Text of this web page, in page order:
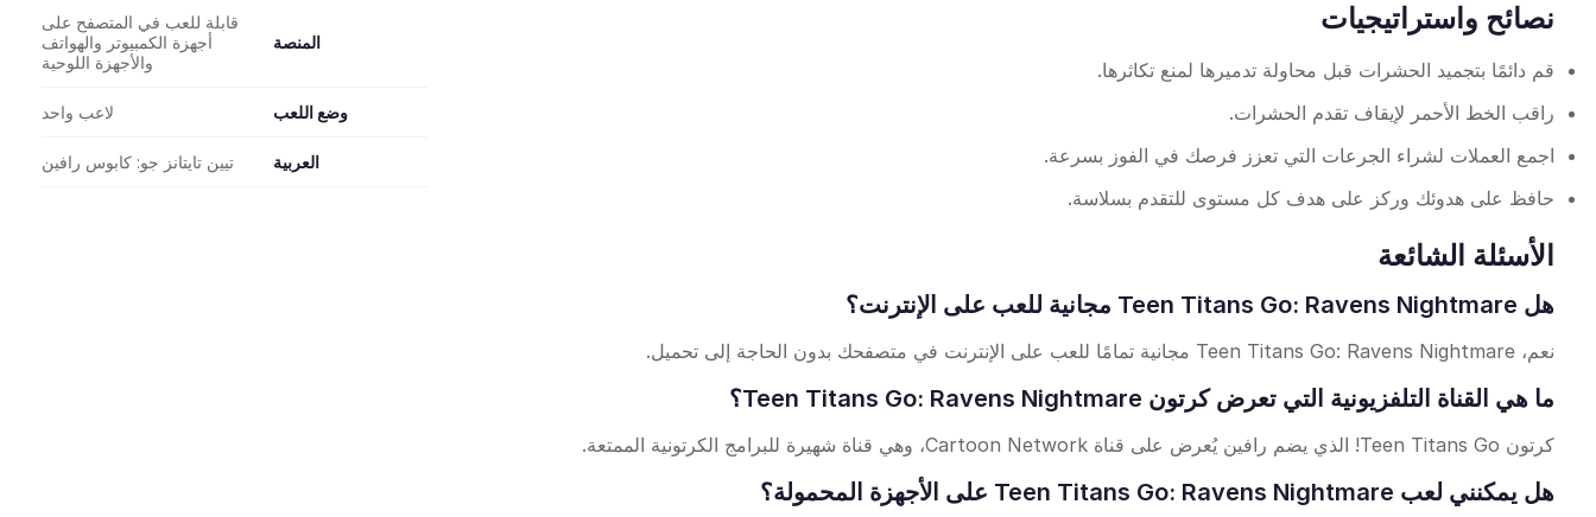
نصائح واستراتيجيات
قم دائمًا بتجميد الحشرات قبل محاولة تدميرها لمنع تكاثرها.
راقب الخط الأحمر لإيقاف تقدم الحشرات.
اجمع العملات لشراء الجرعات التي تعزز فرصك في الفوز بسرعة.
حافظ على هدوئك وركز على هدف كل مستوى للتقدم بسلاسة.
الأسئلة الشائعة
هل Teen Titans Go: Ravens Nightmare مجانية للعب على الإنترنت؟
نعم، Teen Titans Go: Ravens Nightmare مجانية تمامًا للعب على الإنترنت في متصفحك بدون الحاجة إلى تحميل.
ما هي القناة التلفزيونية التي تعرض كرتون Teen Titans Go: Ravens Nightmare؟
كرتون Teen Titans Go! الذي يضم رافين يُعرض على قناة Cartoon Network، وهي قناة شهيرة للبرامج الكرتونية الممتعة.
هل يمكنني لعب Teen Titans Go: Ravens Nightmare على الأجهزة المحمولة؟
المنصة
قابلة للعب في المتصفح على
أجهزة الكمبيوتر والهواتف
والأجهزة اللوحية
وضع اللعب لاعب واحد
العربية تيين تايتانز جو: كابوس رافين